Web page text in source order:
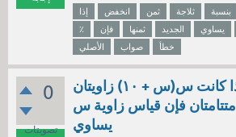
إذا انخفض ثمن ثلاجة بنسبة
٪
فإن ثمنها الجديد يساوي
الأصلي
صواب خطأ
0
تصويتات
إذا كانت س(س + ١٠) زاويتان
متتامتان فإن قياس زاوية س
يساوي